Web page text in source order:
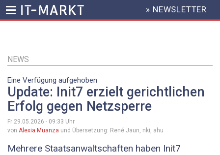
Inhalt
HEADER
MENU
» NEWSLETTER
NEWS
Eine Verfügung aufgehoben
Update: Init7 erzielt gerichtlichen
Erfolg gegen Netzsperre
Fr 29.05.2026 - 09:33 Uhr
von Alexia Muanza und Übersetzung: René Jaun, nki, ahu
Mehrere Staatsanwaltschaften haben Init7